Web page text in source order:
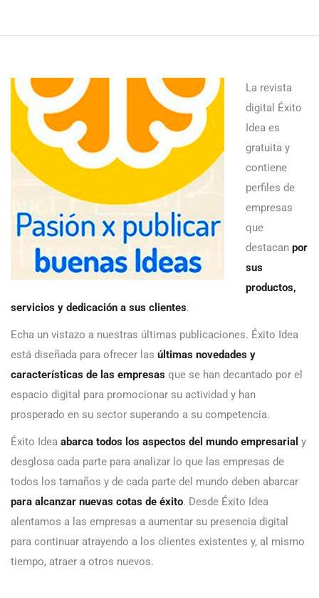
La revista
digital Éxito
Idea es
gratuita y
contiene
perfiles de
empresas
que
destacan por
sus
productos,
servicios y dedicación a sus clientes.
Echa un vistazo a nuestras últimas publicaciones. Éxito Idea
está diseñada para ofrecer las últimas novedades y
características de las empresas que se han decantado por el
espacio digital para promocionar su actividad y han
prosperado en su sector superando a su competencia.
Éxito Idea abarca todos los aspectos del mundo empresarial y
desglosa cada parte para analizar lo que las empresas de
todos los tamaños y de cada parte del mundo deben abarcar
para alcanzar nuevas cotas de éxito. Desde Éxito Idea
alentamos a las empresas a aumentar su presencia digital
para continuar atrayendo a los clientes existentes y, al mismo
tiempo, atraer a otros nuevos.